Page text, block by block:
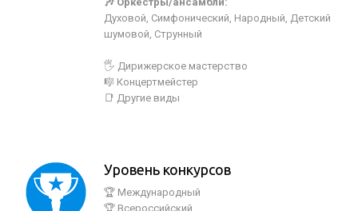
Духовой, Симфонический, Народный, Детский
шумовой, Струнный
🖐 Дирижерское мастерство
🎼 Концертмейстер
📑 Другие виды
Уровень конкурсов
🏆 Международный
🏆 Всероссийский